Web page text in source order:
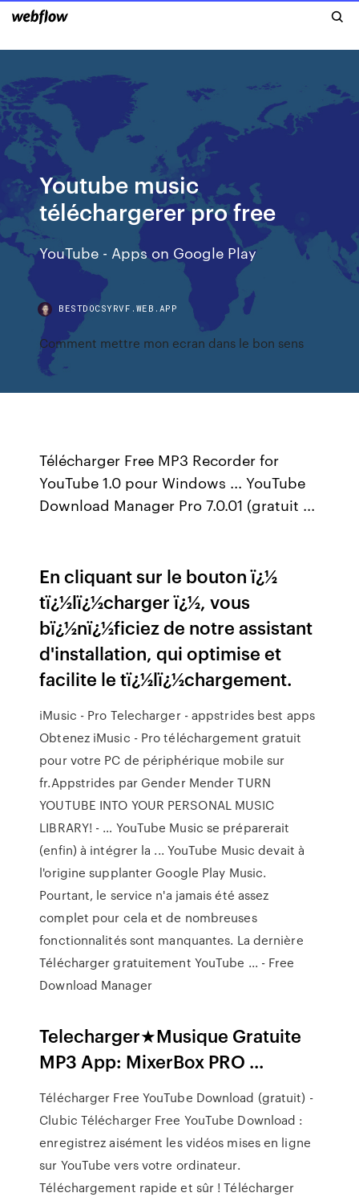
Youtube music
téléchargerer pro free
YouTube - Apps on Google Play
BESTDOCSYRVF.WEB.APP
Comment mettre mon ecran dans le bon sens
Télécharger Free MP3 Recorder for
YouTube 1.0 pour Windows ... YouTube
Download Manager Pro 7.0.01 (gratuit ...
En cliquant sur le bouton ï¿½
tï¿½lï¿½charger ï¿½, vous
bï¿½nï¿½ficiez de notre assistant
d'installation, qui optimise et
facilite le tï¿½lï¿½chargement.
iMusic - Pro Telecharger - appstrides best apps
Obtenez iMusic - Pro téléchargement gratuit
pour votre PC de périphérique mobile sur
fr.Appstrides par Gender Mender TURN
YOUTUBE INTO YOUR PERSONAL MUSIC
LIBRARY! - … YouTube Music se préparerait
(enfin) à intégrer la ... YouTube Music devait à
l'origine supplanter Google Play Music.
Pourtant, le service n'a jamais été assez
complet pour cela et de nombreuses
fonctionnalités sont manquantes. La dernière
Télécharger gratuitement YouTube ... - Free
Download Manager
Telecharger★Musique Gratuite
MP3 App: MixerBox PRO ...
Télécharger Free YouTube Download (gratuit) -
Clubic Télécharger Free YouTube Download :
enregistrez aisément les vidéos mises en ligne
sur YouTube vers votre ordinateur.
Téléchargement rapide et sûr ! Télécharger